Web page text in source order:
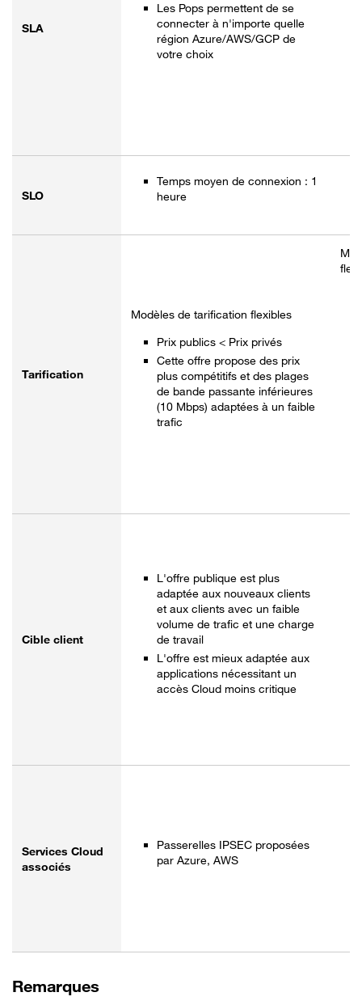
SLA
Les Pops permettent de se
connecter à n'importe quelle
région Azure/AWS/GCP de
votre choix
SLO
Temps moyen de connexion : 1
heure
Tarification
Modèles de tarification flexibles
Prix publics < Prix privés
Cette offre propose des prix
plus compétitifs et des plages
de bande passante inférieures
(10 Mbps) adaptées à un faible
trafic
Cible client
L'offre publique est plus
adaptée aux nouveaux clients
et aux clients avec un faible
volume de trafic et une charge
de travail
L'offre est mieux adaptée aux
applications nécessitant un
accès Cloud moins critique
Services Cloud
associés
Passerelles IPSEC proposées
par Azure, AWS
Remarques